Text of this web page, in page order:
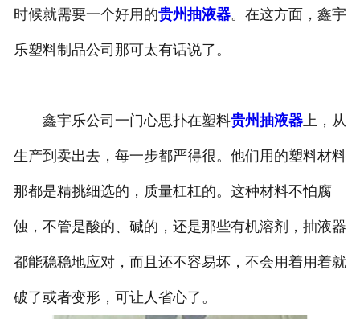
时候就需要一个好用的贵州抽液器。在这方面，鑫宇
乐塑料制品公司那可太有话说了。
鑫宇乐公司一门心思扑在塑料贵州抽液器上，从
生产到卖出去，每一步都严得很。他们用的塑料材料
那都是精挑细选的，质量杠杠的。这种材料不怕腐
蚀，不管是酸的、碱的，还是那些有机溶剂，抽液器
都能稳稳地应对，而且还不容易坏，不会用着用着就
破了或者变形，可让人省心了。